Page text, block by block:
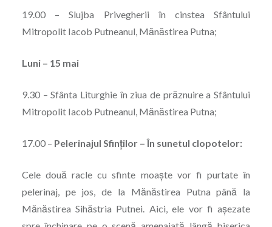
19.00 – Slujba Privegherii în cinstea Sfântului
Mitropolit Iacob Putneanul, Mănăstirea Putna;
Luni – 15 mai
9.30 – Sfânta Liturghie în ziua de prăznuire a Sfântului
Mitropolit Iacob Putneanul, Mănăstirea Putna;
17.00 – Pelerinajul Sfinților – În sunetul clopotelor:
Cele două racle cu sfinte moaște vor fi purtate în
pelerinaj, pe jos, de la Mănăstirea Putna până la
Mănăstirea Sihăstria Putnei. Aici, ele vor fi așezate